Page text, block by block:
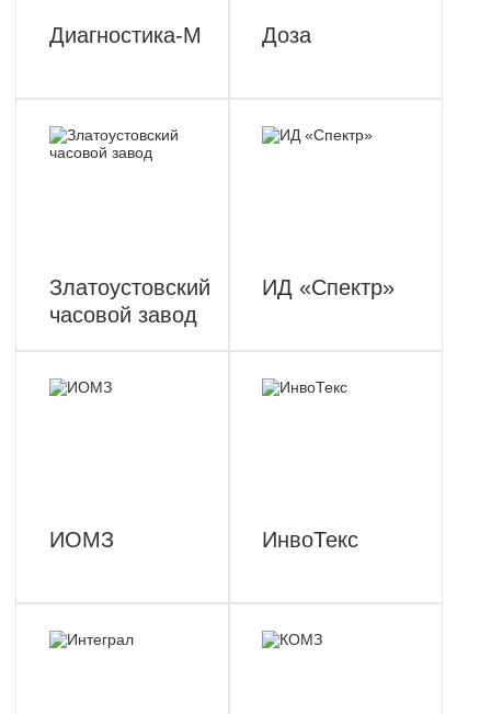
Диагностика-М Доза
Златоустовский
часовой завод
ИД «Спектр»
ИОМЗ ИнвоТекс